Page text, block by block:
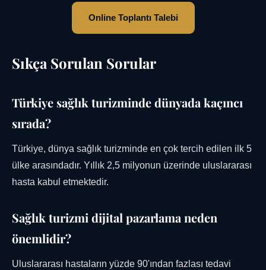
Online Toplantı Talebi
Sıkça Sorulan Sorular
Türkiye sağlık turizminde dünyada kaçıncı
sırada?
Türkiye, dünya sağlık turizminde en çok tercih edilen ilk 5
ülke arasındadır. Yıllık 2,5 milyonun üzerinde uluslararası
hasta kabul etmektedir.
Sağlık turizmi dijital pazarlama neden
önemlidir?
Uluslararası hastaların yüzde 90'ından fazlası tedavi